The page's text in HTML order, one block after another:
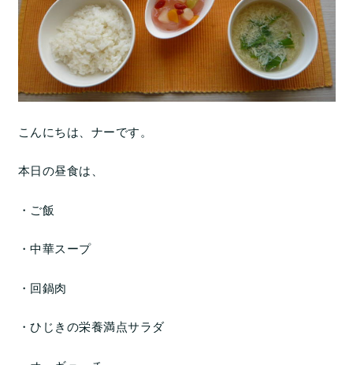
こんにちは、ナーです。
本日の昼食は、
・ご飯
・中華スープ
・回鍋肉
・ひじきの栄養満点サラダ